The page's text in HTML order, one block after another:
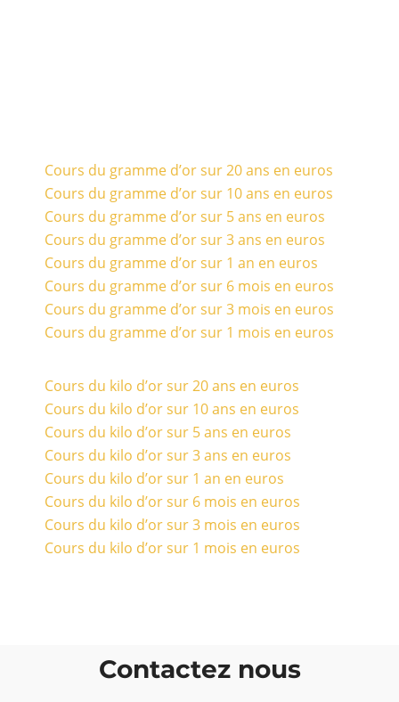
Cours du gramme d’or sur 20 ans en euros
Cours du gramme d’or sur 10 ans en euros
Cours du gramme d’or sur 5 ans en euros
Cours du gramme d’or sur 3 ans en euros
Cours du gramme d’or sur 1 an en euros
Cours du gramme d’or sur 6 mois en euros
Cours du gramme d’or sur 3 mois en euros
Cours du gramme d’or sur 1 mois en euros
Cours du kilo d’or sur 20 ans en euros
Cours du kilo d’or sur 10 ans en euros
Cours du kilo d’or sur 5 ans en euros
Cours du kilo d’or sur 3 ans en euros
Cours du kilo d’or sur 1 an en euros
Cours du kilo d’or sur 6 mois en euros
Cours du kilo d’or sur 3 mois en euros
Cours du kilo d’or sur 1 mois en euros
Contactez nous